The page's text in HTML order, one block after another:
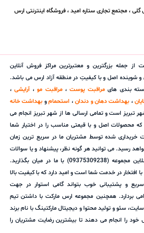
گلی ، مجتمع تجاری ستاره امید ، فروشگاه اینترنتی ارس
از جمله بزرگترین و معتبرترین مراکز فروش آنلاین
شوینده اصل و با کیفیتِ در منطقه آزاد ارس می باشد.
بندی هایمراقبت پوست،مراقبت مو،آرایشی،
، بهداشت دهان و دندان، استحمامو بهداشت خانه
تبریز است و تمامی ارسالی ها از شهر تبریز انجام می
محصولات اصل و با قیمتی مناسب را در اختیار شما
خریداری شده توسط مشتریان ما در سریع ترین زمان
رسید. می توانید هر گونه نظر، پیشنهاد و یا سوالات
خود را از طریق پشتیبانی آنلاین مجموعه (09375309238) با ما در میان بگذارید.
افتخار در خدمت شما است و امید دارد که با کیفیت بالا
و پشتیبانی خوب بتواند گامی استوار در جهت
بردارد. همچنین مجموعه ارس مارکت با داشتن تیم
سئو و تولید محتوا و دیجیتال مارکتینگ با نام برند
خود را انجام می دهند تا بیشترین رضایت مشتریان را